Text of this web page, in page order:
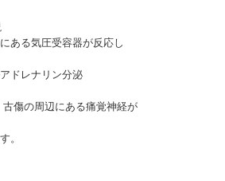
ある気圧受容器が反応し
ドレナリン分泌
古傷の周辺にある痛覚神経が
。